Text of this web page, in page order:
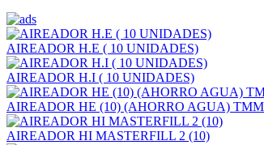
AIREADOR H.E ( 10 UNIDADES)
AIREADOR H.I ( 10 UNIDADES)
AIREADOR HE (10) (AHORRO AGUA) TMM
AIREADOR HI MASTERFILL 2 (10)